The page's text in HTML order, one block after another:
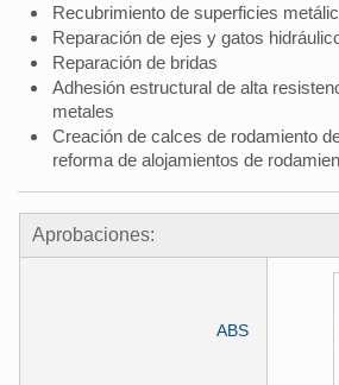
Recubrimiento de superficies
Reparación de ejes y gatos
Reparación de bridas
Adhesión estructural de alta
metales
Creación de calces de rodamiento
reforma de alojamientos de
Aprobaciones:
ABS